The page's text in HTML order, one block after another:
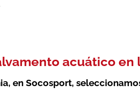
acuático en
en Socosport,